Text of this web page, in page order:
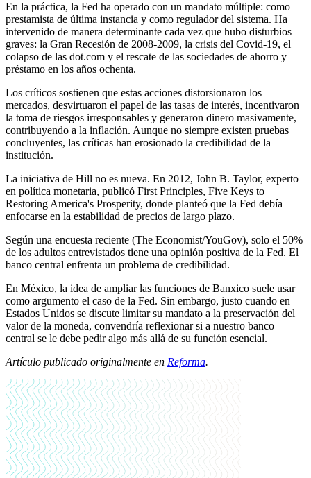
En la práctica, la Fed ha operado con un mandato múltiple: como
prestamista de última instancia y como regulador del sistema. Ha
intervenido de manera determinante cada vez que hubo disturbios
graves: la Gran Recesión de 2008-2009, la crisis del Covid-19, el
colapso de las dot.com y el rescate de las sociedades de ahorro y
préstamo en los años ochenta.
Los críticos sostienen que estas acciones distorsionaron los
mercados, desvirtuaron el papel de las tasas de interés, incentivaron
la toma de riesgos irresponsables y generaron dinero masivamente,
contribuyendo a la inflación. Aunque no siempre existen pruebas
concluyentes, las críticas han erosionado la credibilidad de la
institución.
La iniciativa de Hill no es nueva. En 2012, John B. Taylor, experto
en política monetaria, publicó First Principles, Five Keys to
Restoring America's Prosperity, donde planteó que la Fed debía
enfocarse en la estabilidad de precios de largo plazo.
Según una encuesta reciente (The Economist/YouGov), solo el 50%
de los adultos entrevistados tiene una opinión positiva de la Fed. El
banco central enfrenta un problema de credibilidad.
En México, la idea de ampliar las funciones de Banxico suele usar
como argumento el caso de la Fed. Sin embargo, justo cuando en
Estados Unidos se discute limitar su mandato a la preservación del
valor de la moneda, convendría reflexionar si a nuestro banco
central se le debe pedir algo más allá de su función esencial.
Artículo publicado originalmente en Reforma.